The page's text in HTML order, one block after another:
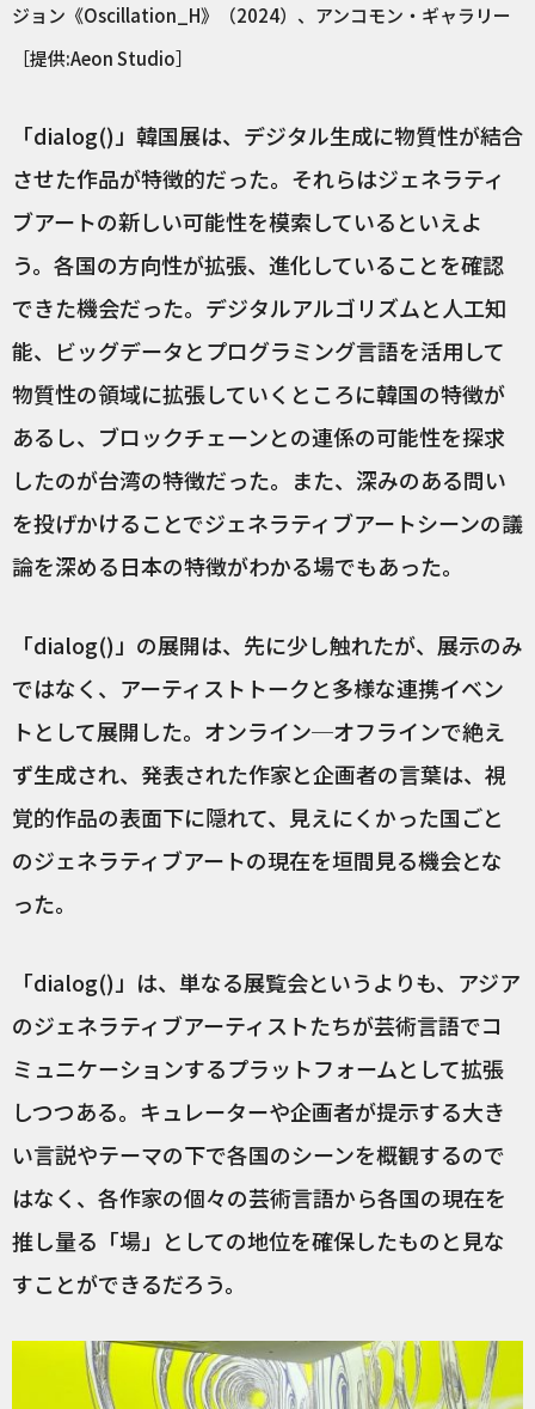
ジョン《Oscillation_H》（2024）、アンコモン・ギャラリー
［提供:Aeon Studio］
「dialog()」韓国展は、デジタル生成に物質性が結合
させた作品が特徴的だった。それらはジェネラティ
ブアートの新しい可能性を模索しているといえよ
う。各国の方向性が拡張、進化していることを確認
できた機会だった。デジタルアルゴリズムと人工知
能、ビッグデータとプログラミング言語を活用して
物質性の領域に拡張していくところに韓国の特徴が
あるし、ブロックチェーンとの連係の可能性を探求
したのが台湾の特徴だった。また、深みのある問い
を投げかけることでジェネラティブアートシーンの議
論を深める日本の特徴がわかる場でもあった。
「dialog()」の展開は、先に少し触れたが、展示のみ
ではなく、アーティストトークと多様な連携イベン
トとして展開した。オンライン─オフラインで絶え
ず生成され、発表された作家と企画者の言葉は、視
覚的作品の表面下に隠れて、見えにくかった国ごと
のジェネラティブアートの現在を垣間見る機会とな
った。
「dialog()」は、単なる展覧会というよりも、アジア
のジェネラティブアーティストたちが芸術言語でコ
ミュニケーションするプラットフォームとして拡張
しつつある。キュレーターや企画者が提示する大き
い言説やテーマの下で各国のシーンを概観するので
はなく、各作家の個々の芸術言語から各国の現在を
推し量る「場」としての地位を確保したものと見な
すことができるだろう。